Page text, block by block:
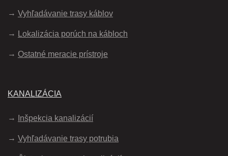
Vyhľadávanie trasy káblov
Lokalizácia porúch na kábloch
Ostatné meracie prístroje
KANALIZÁCIA
Inšpekcia kanalizácií
Vyhľadávanie trasy potrubia